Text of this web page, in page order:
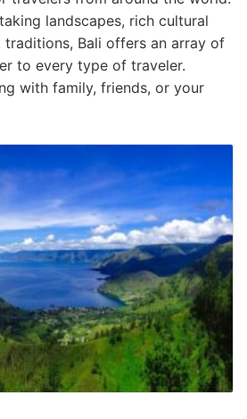
landscapes, rich cultural
traditions, Bali offers an array of
to every type of traveler.
with family, friends, or your